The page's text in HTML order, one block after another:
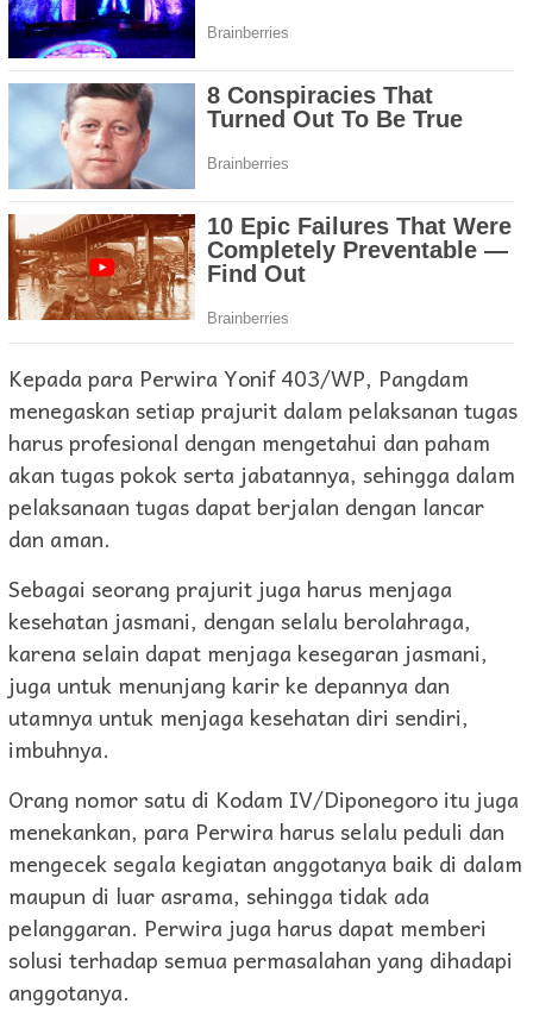
Kepada para Perwira Yonif 403/WP, Pangdam
menegaskan setiap prajurit dalam pelaksanan tugas
harus profesional dengan mengetahui dan paham
akan tugas pokok serta jabatannya, sehingga dalam
pelaksanaan tugas dapat berjalan dengan lancar
dan aman.
Sebagai seorang prajurit juga harus menjaga
kesehatan jasmani, dengan selalu berolahraga,
karena selain dapat menjaga kesegaran jasmani,
juga untuk menunjang karir ke depannya dan
utamnya untuk menjaga kesehatan diri sendiri,
imbuhnya.
Orang nomor satu di Kodam IV/Diponegoro itu juga
menekankan, para Perwira harus selalu peduli dan
mengecek segala kegiatan anggotanya baik di dalam
maupun di luar asrama, sehingga tidak ada
pelanggaran. Perwira juga harus dapat memberi
solusi terhadap semua permasalahan yang dihadapi
anggotanya.